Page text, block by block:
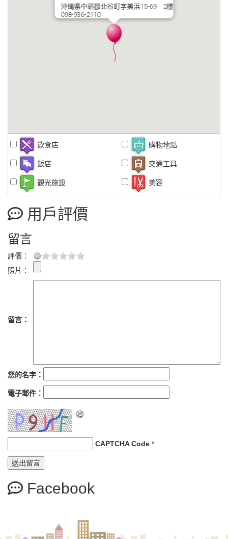
沖縄県中頭郡北谷町字美浜15-69 2樓
098-936-2110
飲食店 購物地點
飯店 交通工具
觀光施設 美容
用戶評價
留言
評價：
照片：
留言：
您的名字：
電子郵件：
CAPTCHA Code *
Facebook